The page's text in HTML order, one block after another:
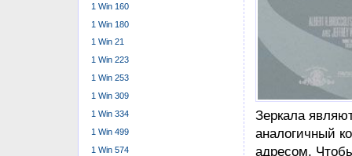
Содействие
нет
интересной.
Вслед За
участникам
активность
1 Win 160
1 Win 180
1 Win 21
1 Win 223
1 Win 253
1 Win 309
1 Win 334
1 Win 499
1 Win 574